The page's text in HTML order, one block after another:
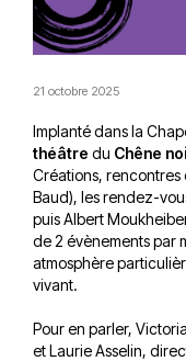
21 octobre 2025
Implanté dans la
théâtre du Chêne
Créations, rencontres
Baud), les rendez-
puis Albert
de 2 évènements par
atmosphère
vivant.
Pour en parler,
et Laurie Asselin,